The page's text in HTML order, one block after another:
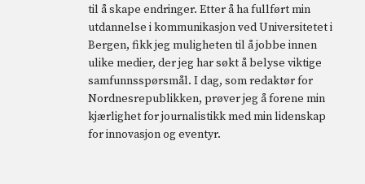
til å skape endringer. Etter å ha fullført min
utdannelse i kommunikasjon ved Universitetet i
Bergen, fikk jeg muligheten til å jobbe innen
ulike medier, der jeg har søkt å belyse viktige
samfunnsspørsmål. I dag, som redaktør for
Nordnesrepublikken, prøver jeg å forene min
kjærlighet for journalistikk med min lidenskap
for innovasjon og eventyr.